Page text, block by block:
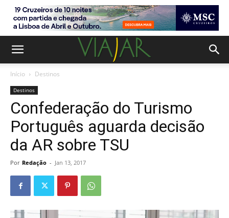
Início Destinos
Destinos
Confederação do Turismo
Português aguarda decisão
da AR sobre TSU
Por Redação - Jan 13, 2017